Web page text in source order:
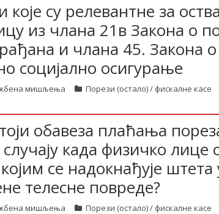
које су релевантне за
из члана 21в Закона о
и члана 45. Закона
социјално осигурање
мишљења Порези (остало) / фискалне касе
обавеза плаћања
када физичко лице
се надокнађује штета
телесне повреде?
мишљења Порези (остало) / фискалне касе